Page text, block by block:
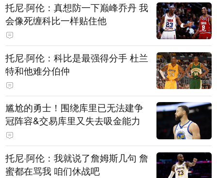
托尼·阿伦：真想防一下巅峰乔丹 我
会像死缠科比一样贴住他
托尼·阿伦：科比是最强得分手 杜兰
特和他难分伯仲
尴尬的勇士！围绕库里已无法建争
冠阵容&交易库里又失去吸金能力
托尼·阿伦：我就说了詹姆斯几句 詹
蜜都在骂我 咱们休战吧